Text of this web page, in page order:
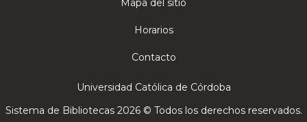
Mapa del sitio
Horarios
Contacto
Universidad Católica de Córdoba
Sistema de Bibliotecas 2026 © Todos los derechos reservados.